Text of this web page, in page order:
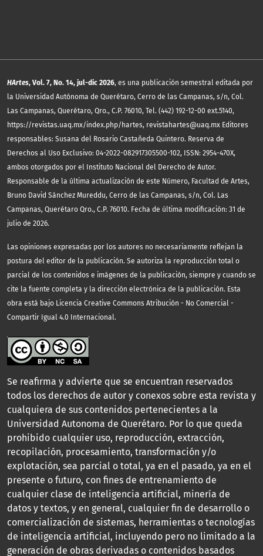
HArtes, Vol. 7, No. 14, jul-dic 2026, es una publicación semestral editada por
la Universidad Autónoma de Querétaro, Cerro de las Campanas, s/n, Col.
Las Campanas, Querétaro, Qro., C.P. 76010, Tel. (442) 192-12-00 ext.5140,
https://revistas.uaq.mx/index.php/hartes, revistahartes@uaq.mx Editores
responsables: Susana del Rosario Castañeda Quintero. Reserva de
Derechos al Uso Exclusivo: 04-2022-082917305500-102, ISSN: 2954-470X,
ambos otorgados por el Instituto Nacional del Derecho de Autor.
Responsable de la última actualización de este Número, Facultad de Artes,
Bruno David Sánchez Mureddu, Cerro de las Campanas, s/n, Col. Las
Campanas, Querétaro Qro., C.P. 76010. Fecha de última modificación: 31 de
julio de 2026.
Las opiniones expresadas por los autores no necesariamente reflejan la
postura del editor de la publicación. Se autoriza la reproducción total o
parcial de los contenidos e imágenes de la publicación, siempre y cuando se
cite la fuente completa y la dirección electrónica de la publicación. Esta
obra está bajo Licencia Creative Commons Atribución - No Comercial -
Compartir Igual 4.0 Internacional.
Se reafirma y advierte que se encuentran reservados
todos los derechos de autor y conexos sobre esta revista y
cualquiera de sus contenidos pertenecientes a la
Universidad Autonoma de Querétaro. Por lo que queda
prohibido cualquier uso, reproducción, extracción,
recopilación, procesamiento, transformación y/o
explotación, sea parcial o total, ya en el pasado, ya en el
presente o futuro, con fines de entrenamiento de
cualquier clase de inteligencia artificial, minería de
datos y textos, y en general, cualquier fin de desarrollo o
comercialización de sistemas, herramientas o tecnologías
de inteligencia artificial, incluyendo pero no limitado a la
generación de obras derivadas o contenidos basados